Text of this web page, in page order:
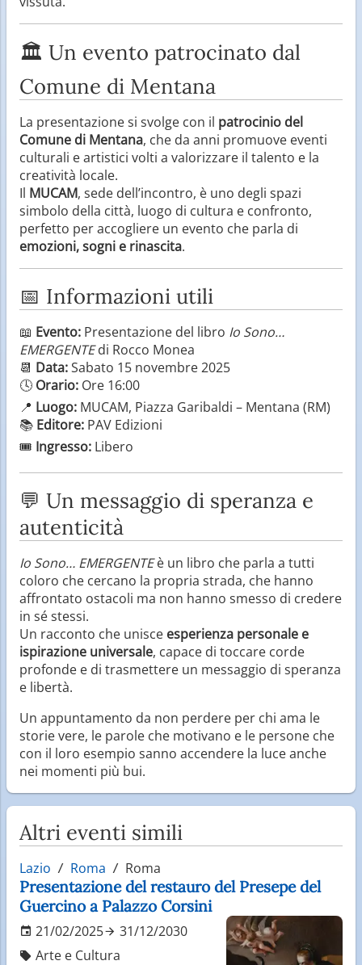
🏛️ Un evento patrocinato dal
Comune di Mentana
La presentazione si svolge con il patrocinio del
Comune di Mentana, che da anni promuove eventi
culturali e artistici volti a valorizzare il talento e la
creatività locale.
Il MUCAM, sede dell’incontro, è uno degli spazi
simbolo della città, luogo di cultura e confronto,
perfetto per accogliere un evento che parla di
emozioni, sogni e rinascita.
📅 Informazioni utili
📖 Evento: Presentazione del libro Io Sono…
EMERGENTEdi Rocco Monea
📆 Data:Sabato 15 novembre 2025
🕓 Orario: Ore 16:00
📍 Luogo: MUCAM, Piazza Garibaldi – Mentana (RM)
📚 Editore: PAV Edizioni
🎟️ Ingresso: Libero
💬 Un messaggio di speranza e
autenticità
Io Sono… EMERGENTEè un libro che parla a tutti
coloro che cercano la propria strada, che hanno
affrontato ostacoli ma non hanno smesso di credere
in sé stessi.
Un racconto che unisce esperienza personale e
ispirazione universale, capace di toccare corde
profonde e di trasmettere un messaggio di speranza
e libertà.
Un appuntamento da non perdere per chi ama le
storie vere, le parole che motivano e le persone che
con il loro esempio sanno accendere la luce anche
nei momenti più bui.
Altri eventi simili
Lazio Roma Roma
Presentazione del restauro del Presepe del
Guercino a Palazzo Corsini
21/02/2025
31/12/2030
Arte e Cultura